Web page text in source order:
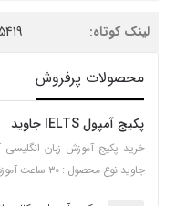
لینک کوتاه:
محصولات پرفروش
پکیج آمپول IELTS جاوید
جاوید نوع محصول : ۳۰ ساعت آموزش …